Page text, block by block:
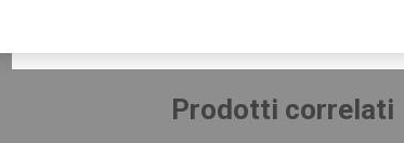
Prodotti correlati